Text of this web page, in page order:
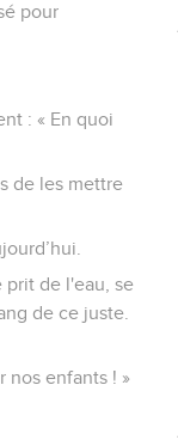
pour
: « En quoi
de les mettre
prit de l'eau, se
de ce juste.
nos enfants ! »